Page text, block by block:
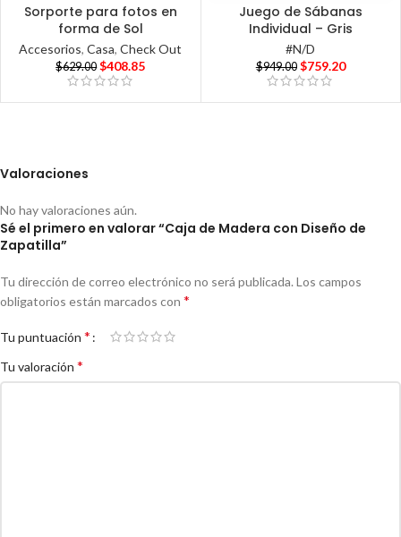
Sorporte para fotos en
forma de Sol
Accesorios,Casa,Check Out
$629.00 $408.85
Juego de Sábanas
Individual – Gris
#N/D
$949.00 $759.20
Valoraciones
No hay valoraciones aún.
Sé el primero en valorar “Caja de Madera con Diseño de
Zapatilla”
Tu dirección de correo electrónico no será publicada. Los campos
obligatorios están marcados con *
Tu puntuación *
Tu valoración *